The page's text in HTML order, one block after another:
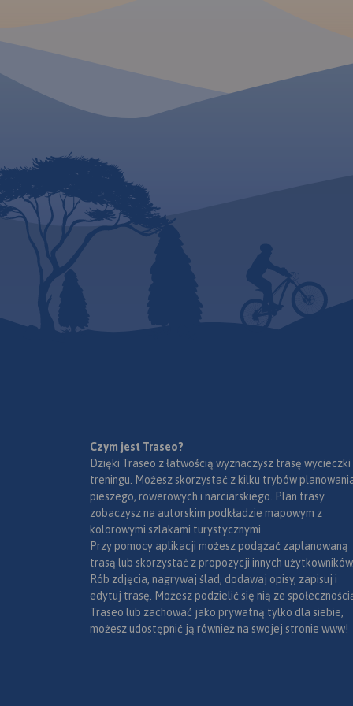
Czym jest Traseo?
Dzięki Traseo z łatwością wyznaczysz trasę wycieczki
treningu. Możesz skorzystać z kilku trybów
pieszego, rowerowych i narciarskiego. Plan trasy
zobaczysz na autorskim podkładzie mapowym z
kolorowymi szlakami turystycznymi.
Przy pomocy aplikacji możesz podążać zaplanowaną
trasą lub skorzystać z propozycji innych użytkowników.
Rób zdjęcia, nagrywaj ślad, dodawaj opisy, zapisuj i
edytuj trasę. Możesz podzielić się nią ze
Traseo lub zachować jako prywatną tylko dla siebie,
możesz udostępnić ją również na swojej stronie www!